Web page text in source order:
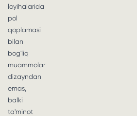
loyihalarida
pol
qoplamasi
bilan
bog'liq
muammolar
dizayndan
emas,
balki
ta'minot